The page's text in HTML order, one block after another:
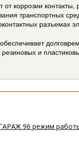
коррозии
транспортных
разъемах
и
96 режим